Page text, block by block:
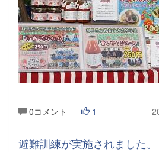
0コメント 1
避難訓練が実施されました。